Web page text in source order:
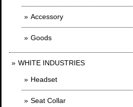
Accessory
Goods
WHITE INDUSTRIES
Headset
Seat Collar